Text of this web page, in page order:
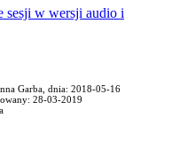
sesji w wersji audio i
Garba, dnia: 2018-05-16
28-03-2019